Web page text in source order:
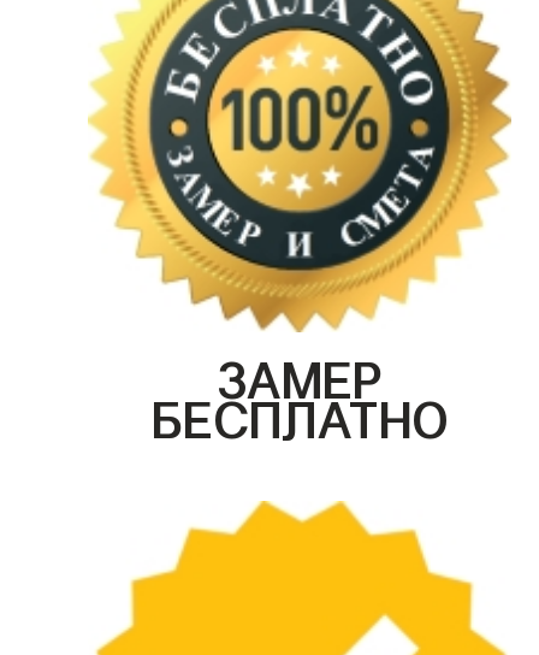
ЗАМЕР
БЕСПЛАТНО